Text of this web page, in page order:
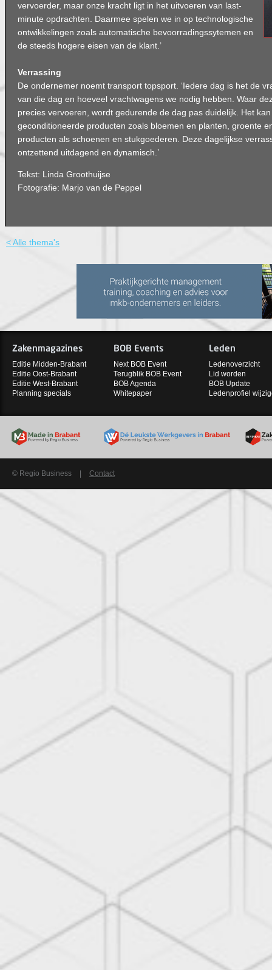
vervoerder, maar onze kracht ligt in het uitvoeren van last-
minute opdrachten. Daarmee spelen we in op technologische
ontwikkelingen zoals automatische bevoorradingssytemen en
de steeds hogere eisen van de klant.’
Verrassing
De ondernemer noemt transport topsport. ‘Iedere dag is het de
van die dag en hoeveel vrachtwagens we nodig hebben. Waar
precies vervoeren, wordt gedurende de dag pas duidelijk. Het
geconditioneerde producten zoals bloemen en planten, groente
producten als schoenen en stukgoederen. Deze dagelijkse
ontzettend uitdagend en dynamisch.’
Tekst: Linda Groothuijse
Fotografie: Marjo van de Peppel
< Alle thema's
Zakenmagazines
Editie Midden-Brabant
Editie Oost-Brabant
Editie West-Brabant
Planning specials
BOB Events
Next BOB Event
Terugblik BOB Event
BOB Agenda
Whitepaper
Leden
Ledenoverzicht
Lid worden
BOB Update
Ledenprofiel
© Regio Business Contact